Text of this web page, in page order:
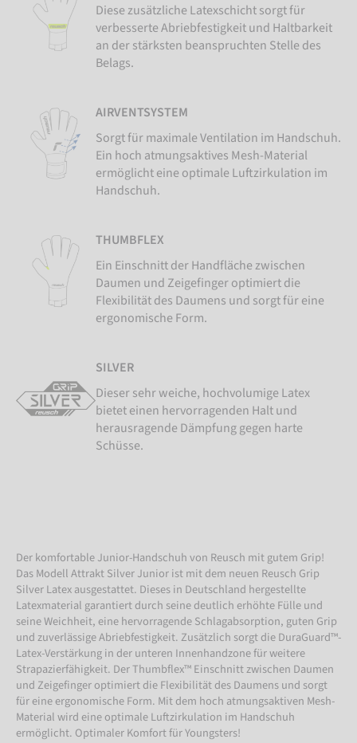
Diese zusätzliche Latexschicht sorgt für
verbesserte Abriebfestigkeit und Haltbarkeit
an der stärksten beanspruchten Stelle des
Belags.
AIRVENTSYSTEM
Sorgt für maximale Ventilation im Handschuh.
Ein hoch atmungsaktives Mesh-Material
ermöglicht eine optimale Luftzirkulation im
Handschuh.
THUMBFLEX
Ein Einschnitt der Handfläche zwischen
Daumen und Zeigefinger optimiert die
Flexibilität des Daumens und sorgt für eine
ergonomische Form.
SILVER
Dieser sehr weiche, hochvolumige Latex
bietet einen hervorragenden Halt und
herausragende Dämpfung gegen harte
Schüsse.
Der komfortable Junior-Handschuh von Reusch mit gutem Grip!
Das Modell Attrakt Silver Junior ist mit dem neuen Reusch Grip
Silver Latex ausgestattet. Dieses in Deutschland hergestellte
Latexmaterial garantiert durch seine deutlich erhöhte Fülle und
seine Weichheit, eine hervorragende Schlagabsorption, guten Grip
und zuverlässige Abriebfestigkeit. Zusätzlich sorgt die DuraGuard™-
Latex-Verstärkung in der unteren Innenhandzone für weitere
Strapazierfähigkeit. Der Thumbflex™ Einschnitt zwischen Daumen
und Zeigefinger optimiert die Flexibilität des Daumens und sorgt
für eine ergonomische Form. Mit dem hoch atmungsaktiven Mesh-
Material wird eine optimale Luftzirkulation im Handschuh
ermöglicht. Optimaler Komfort für Youngsters!